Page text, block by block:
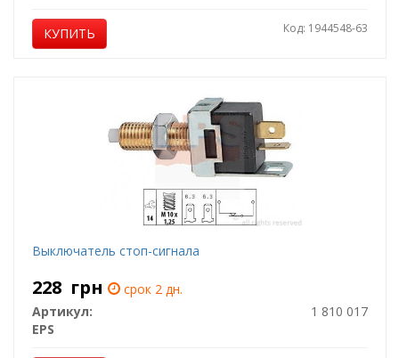
КУПИТЬ Код: 1944548-63
Выключатель стоп-сигнала
228 грн
срок 2 дн.
Артикул:
1 810 017
EPS